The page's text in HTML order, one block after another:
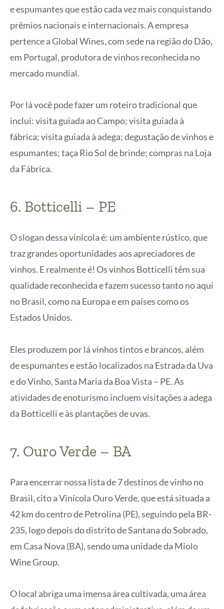
e espumantes que estão cada vez mais conquistando
prêmios nacionais e internacionais. A empresa
pertence a Global Wines, com sede na região do Dão,
em Portugal, produtora de vinhos reconhecida no
mercado mundial.
Por lá você pode fazer um roteiro tradicional que
inclui: visita guiada ao Campo; visita guiada à
fábrica; visita guiada à adega; degustação de vinhos e
espumantes; taça Rio Sol de brinde; compras na Loja
da Fábrica.
6. Botticelli – PE
O slogan dessa vinícola é: um ambiente rústico, que
traz grandes oportunidades aos apreciadores de
vinhos. E realmente é! Os vinhos Botticelli têm sua
qualidade reconhecida e fazem sucesso tanto no aqui
no Brasil, como na Europa e em países como os
Estados Unidos.
Eles produzem por lá vinhos tintos e brancos, além
de espumantes e estão localizados na Estrada da Uva
e do Vinho, Santa Maria da Boa Vista – PE. As
atividades de enoturismo incluem visitações a adega
da Botticelli e às plantações de uvas.
7. Ouro Verde – BA
Para encerrar nossa lista de 7 destinos de vinho no
Brasil, cito a Vinícola Ouro Verde, que está situada a
42 km do centro de Petrolina (PE), seguindo pela BR-
235, logo depois do distrito de Santana do Sobrado,
em Casa Nova (BA), sendo uma unidade da Miolo
Wine Group.
O local abriga uma imensa área cultivada, uma área